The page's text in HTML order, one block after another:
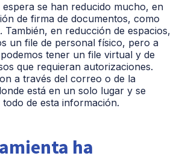
espera se han reducido mucho, en
de firma de documentos, como
También, en reducción de espacios,
un file de personal físico, pero a
tener un file virtual y de
que requieran autorizaciones.
a través del correo o de la
está en un solo lugar y se
de esta información.
ha